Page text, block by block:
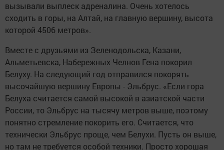
вызывали выплеск адреналина. Очень хотелось
сходить в горы, на Алтай, на главную вершину, высота
которой 4506 метров».
Вместе с друзьями из Зеленодольска, Казани,
Альметьевска, Набережных Челнов Гена покорил
Белуху. На следующий год отправился покорять
высочайшую вершину Европы - Эльбрус. «Если гора
Белуха считается самой высокой в азиатской части
России, то Эльбрус на тысячу метров выше, поэтому
понятно стремление покорить его. Считается, что
технически Эльбрус проще, чем Белухи. Пусть он выше,
но там не требуется особой техники. Просто хорошая